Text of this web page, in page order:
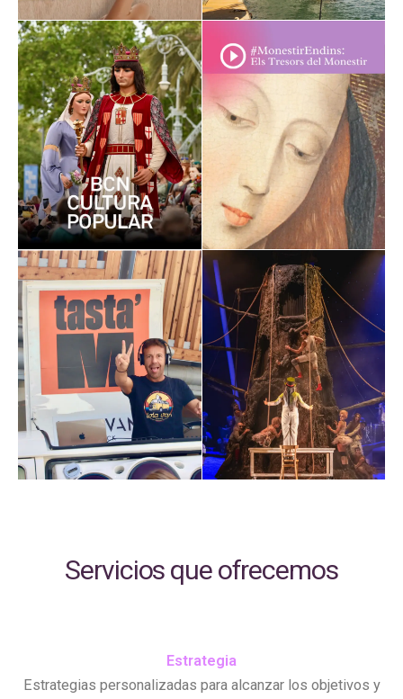
Servicios que ofrecemos
Estrategia
Estrategias personalizadas para alcanzar los objetivos y